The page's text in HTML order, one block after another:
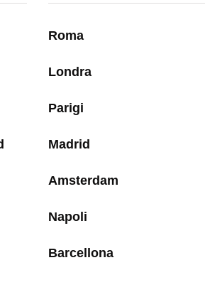
Roma
Londra
Parigi
Madrid
Amsterdam
Napoli
Barcellona